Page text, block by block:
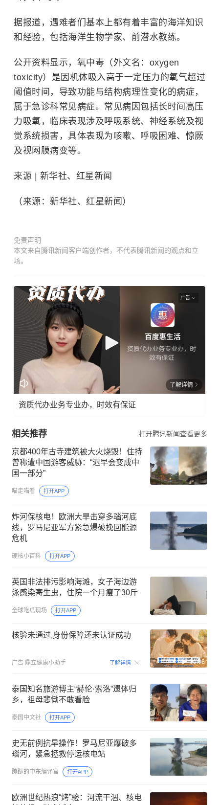
据报道，遇难者们基本上都有着丰富的海洋知识
和经验，包括海洋生物学家、前潜水教练。
公开资料显示，氧中毒（外文名：oxygen
toxicity）是因机体吸入高于一定压力的氧气超过
阈值时间，导致功能与结构病理性变化的病症，
属于急诊科常见病症。常见病因包括长时间高压
力吸氧，临床表现涉及呼吸系统、神经系统及视
觉系统损害，具体表现为咳嗽、呼吸困难、惊厥
及视网膜病变等。
来源 | 新华社、红星新闻
（来源：新华社、红星新闻）
免责声明
本文来自腾讯新闻客户端创作者，不代表腾讯新闻的观点和立
场。
广告
了解详情
资质代办业务专业办，时效有保证
相关推荐 打开腾讯新闻查看更多
京都400年古寺建筑被大火烧毁！住持
曾称遭中国游客威胁：“迟早会变成中
国一部分”
喵走喵看 打开APP
炸河保核电！欧洲大旱击穿多瑙河底
线，罗马尼亚军方紧急爆破挽回能源
危机
硬核小百科 打开APP
英国非法排污影响海滩，女子海边游
泳感染寄生虫，住院一个月瘦了30斤
全球吃瓜现场 打开APP
核验未通过,身份保障还未认证成功
广告 鼎立健康小助手 了解详情 00:08
泰国知名旅游博主“赫伦·索洛”遗体归
乡，祖母悲恸不敢看脸
泰国中文社 打开APP
史无前例抗旱操作！罗马尼亚爆破多
瑙河，紧急拯救停运核电站
蹦跶的中东编译官 打开APP
欧洲世纪热浪“烤”验：河流干涸、核电